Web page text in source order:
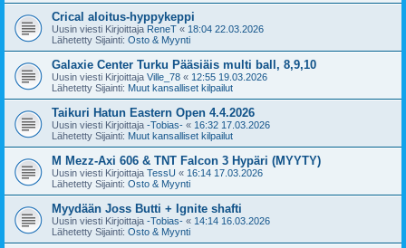
Crical aloitus-hyppykeppi
Uusin viesti Kirjoittaja ReneT « 18:04 22.03.2026
Lähetetty Sijainti: Osto & Myynti
Galaxie Center Turku Pääsiäis multi ball, 8,9,10
Uusin viesti Kirjoittaja Ville_78 « 12:55 19.03.2026
Lähetetty Sijainti: Muut kansalliset kilpailut
Taikuri Hatun Eastern Open 4.4.2026
Uusin viesti Kirjoittaja -Tobias- « 16:32 17.03.2026
Lähetetty Sijainti: Muut kansalliset kilpailut
M Mezz-Axi 606 & TNT Falcon 3 Hypäri (MYYTY)
Uusin viesti Kirjoittaja TessU « 16:14 17.03.2026
Lähetetty Sijainti: Osto & Myynti
Myydään Joss Butti + Ignite shafti
Uusin viesti Kirjoittaja -Tobias- « 14:14 16.03.2026
Lähetetty Sijainti: Osto & Myynti